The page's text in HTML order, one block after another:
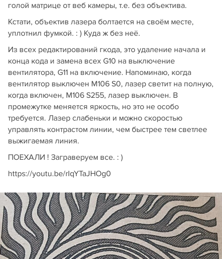
голой матрице от веб камеры, т.е. без объектива.
Кстати, объектив лазера болтается на своём месте,
уплотнил фумкой. : ) Куда ж без неё.
Из всех редактирований гкода, это удаление начала и
конца кода и замена всех G10 на выключение
вентилятора, G11 на включение. Напоминаю, когда
вентилятор выключен M106 S0, лазер светит на полную,
когда включен, M106 S255, лазер выключен. В
промежутке меняется яркость, но это не особо
требуется. Лазер слабеньки и можно скоростью
управлять контрастом линии, чем быстрее тем светлее
выжигаемая линия.
ПОЕХАЛИ ! Заграверуем все. : )
https://youtu.be/rIqYTaJHOg0